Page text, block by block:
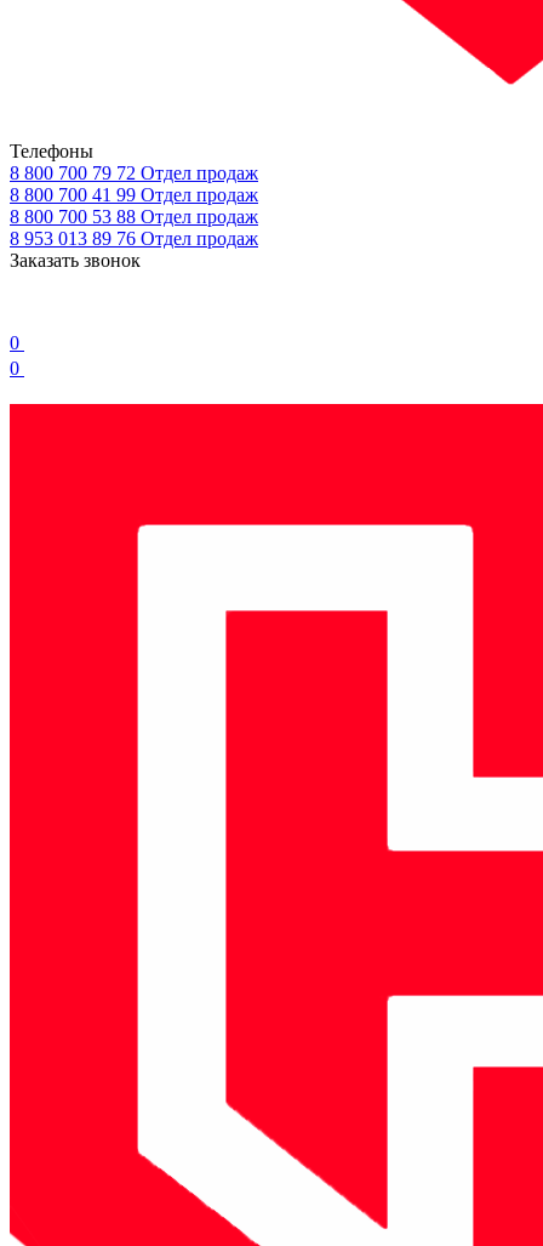
Телефоны
8 800 700 79 72 Отдел продаж
8 800 700 41 99 Отдел продаж
8 800 700 53 88 Отдел продаж
8 953 013 89 76 Отдел продаж
Заказать звонок
0
0